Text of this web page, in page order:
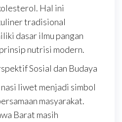
Hal ini
tradisional
dasar ilmu pangan
nutrisi modern.
Sosial dan Budaya
liwet menjadi simbol
masyarakat.
Barat masih